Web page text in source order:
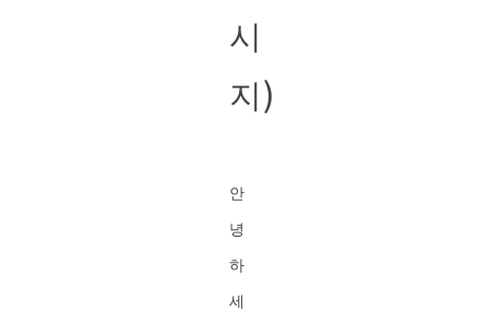
시
지)
안
녕
하
세